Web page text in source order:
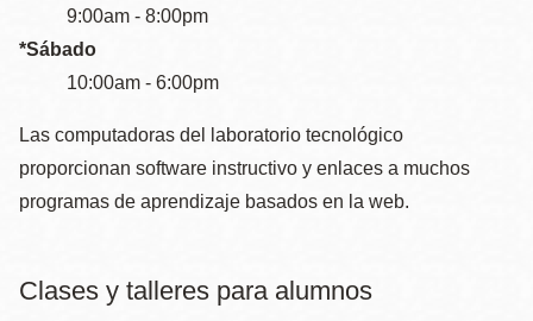
9:00am - 8:00pm
*Sábado
10:00am - 6:00pm
Las computadoras del laboratorio tecnológico
proporcionan software instructivo y enlaces a muchos
programas de aprendizaje basados en la web.
Clases y talleres para alumnos